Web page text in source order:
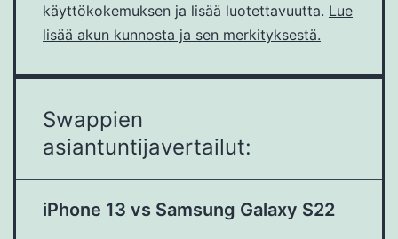
käyttökokemuksen ja lisää luotettavuutta. Lue
lisää akun kunnosta ja sen merkityksestä.
Swappien
asiantuntijavertailut:
iPhone 13 vs Samsung Galaxy S22